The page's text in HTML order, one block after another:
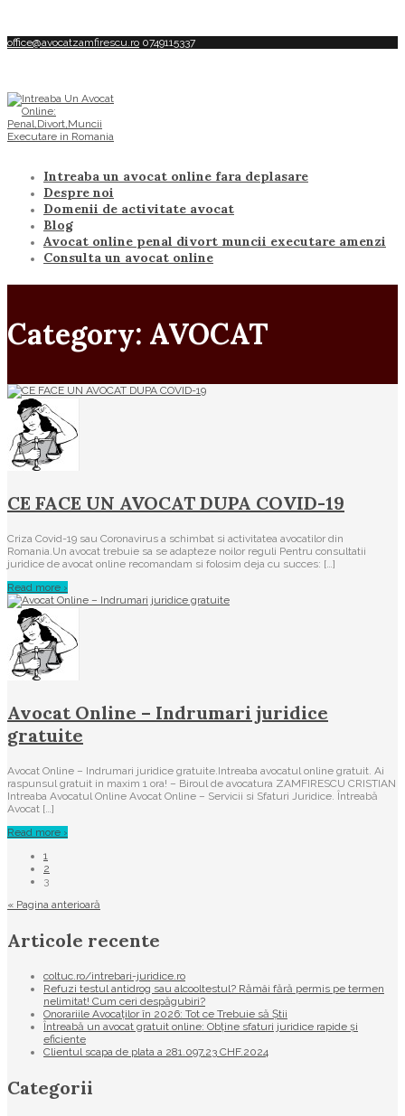
office@avocatzamfirescu.ro 0749115337
Intreaba un avocat online fara deplasare
Despre noi
Domenii de activitate avocat
Blog
Avocat online penal divort muncii executare amenzi
Consulta un avocat online
Category: AVOCAT
CE FACE UN AVOCAT DUPA COVID-19
Criza Covid-19 sau Coronavirus a schimbat si activitatea avocatilor din
Romania.Un avocat trebuie sa se adapteze noilor reguli Pentru consultatii
juridice de avocat online recomandam si folosim deja cu succes: […]
Read more ›
Avocat Online – Indrumari juridice
gratuite
Avocat Online – Indrumari juridice gratuite.Intreaba avocatul online gratuit. Ai
raspunsul gratuit in maxim 1 ora! – Biroul de avocatura ZAMFIRESCU CRISTIAN
Intreaba Avocatul Online Avocat Online – Servicii si Sfaturi Juridice. Întreabă
Avocat […]
Read more ›
1
2
3
« Pagina anterioară
Articole recente
coltuc.ro/intrebari-juridice.ro
Refuzi testul antidrog sau alcooltestul? Rămâi fără permis pe termen
nelimitat! Cum ceri despăgubiri?
Onorariile Avocaților în 2026: Tot ce Trebuie să Știi
Întreabă un avocat gratuit online: Obține sfaturi juridice rapide și
eficiente
Clientul scapa de plata a 281.097,23 CHF.2024
Categorii